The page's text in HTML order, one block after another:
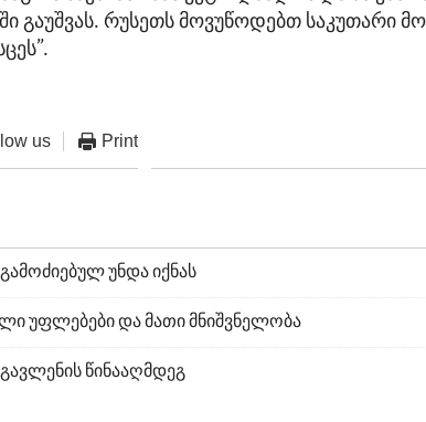
გაუშვას. რუსეთს მოვუწოდებთ საკუთარი
us Print
უნდა იქნას
უფლებები და მათი მნიშვნელობა
წინააღმდეგ